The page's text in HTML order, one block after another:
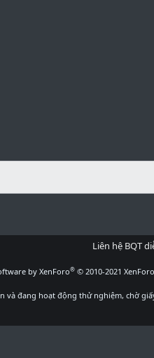
Liên hệ BQT
by XenForo® © 2010-2021
đang hoạt động thử nghiệm, chờ